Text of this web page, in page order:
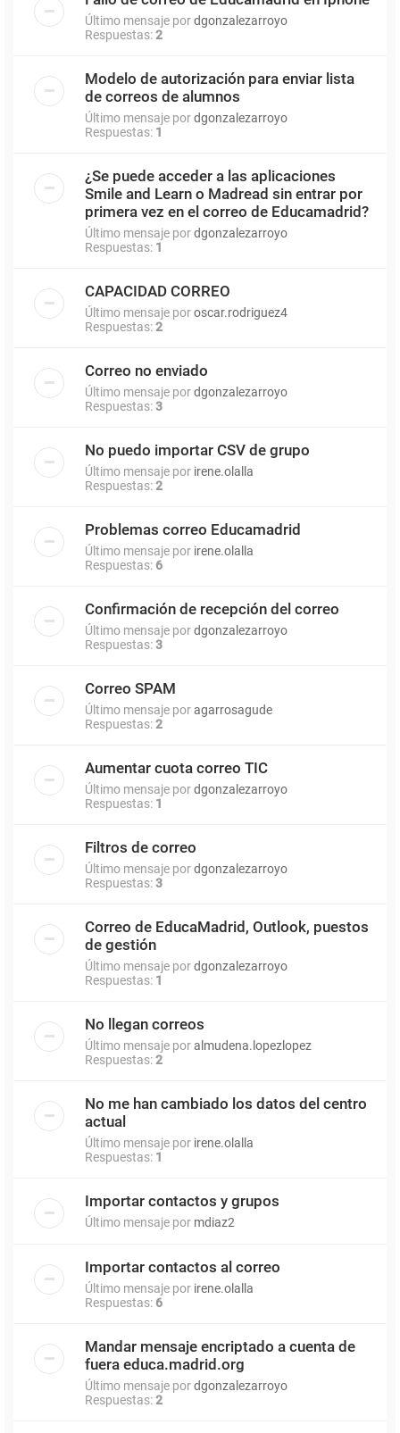
Último mensaje pordgonzalezarroyo
Respuestas:2
Modelo de autorización para enviar lista
de correos de alumnos
Último mensaje pordgonzalezarroyo
Respuestas: 1
¿Se puede acceder a las aplicaciones
Smile and Learn o Madread sin entrar por
primera vez en el correo de Educamadrid?
Último mensaje pordgonzalezarroyo
Respuestas: 1
CAPACIDAD CORREO
Último mensaje poroscar.rodriguez4
Respuestas:2
Correo no enviado
Último mensaje pordgonzalezarroyo
Respuestas:3
No puedo importar CSV de grupo
Último mensaje por irene.olalla
Respuestas:2
Problemas correo Educamadrid
Último mensaje por irene.olalla
Respuestas: 6
Confirmación de recepción del correo
Último mensaje pordgonzalezarroyo
Respuestas:3
Correo SPAM
Último mensaje poragarrosagude
Respuestas:2
Aumentar cuota correo TIC
Último mensaje pordgonzalezarroyo
Respuestas: 1
Filtros de correo
Último mensaje pordgonzalezarroyo
Respuestas:3
Correo de EducaMadrid, Outlook, puestos
de gestión
Último mensaje pordgonzalezarroyo
Respuestas: 1
No llegan correos
Último mensaje poralmudena.lopezlopez
Respuestas:2
No me han cambiado los datos del centro
actual
Último mensaje por irene.olalla
Respuestas: 1
Importar contactos y grupos
Último mensaje por mdiaz2
Importar contactos al correo
Último mensaje por irene.olalla
Respuestas: 6
Mandar mensaje encriptado a cuenta de
fuera educa.madrid.org
Último mensaje pordgonzalezarroyo
Respuestas:2